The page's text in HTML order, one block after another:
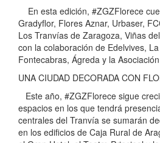
En esta edición, #ZGZFlorece
Gradyflor, Flores Aznar, Urbaser,
Los Tranvías de Zaragoza, Viñas
con la colaboración de Edelvives,
Fontecabras, Ágreda y la
UNA CIUDAD DECORADA CON
Este año, #ZGZFlorece sigue
espacios en los que tendrá
centrales del Tranvía se sumarán
en los edificios de Caja Rural de